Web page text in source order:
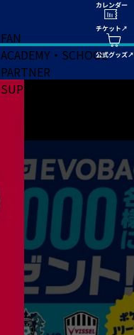
FAN
ACADEMY・SCHOOL
PARTNER
SUPPORT